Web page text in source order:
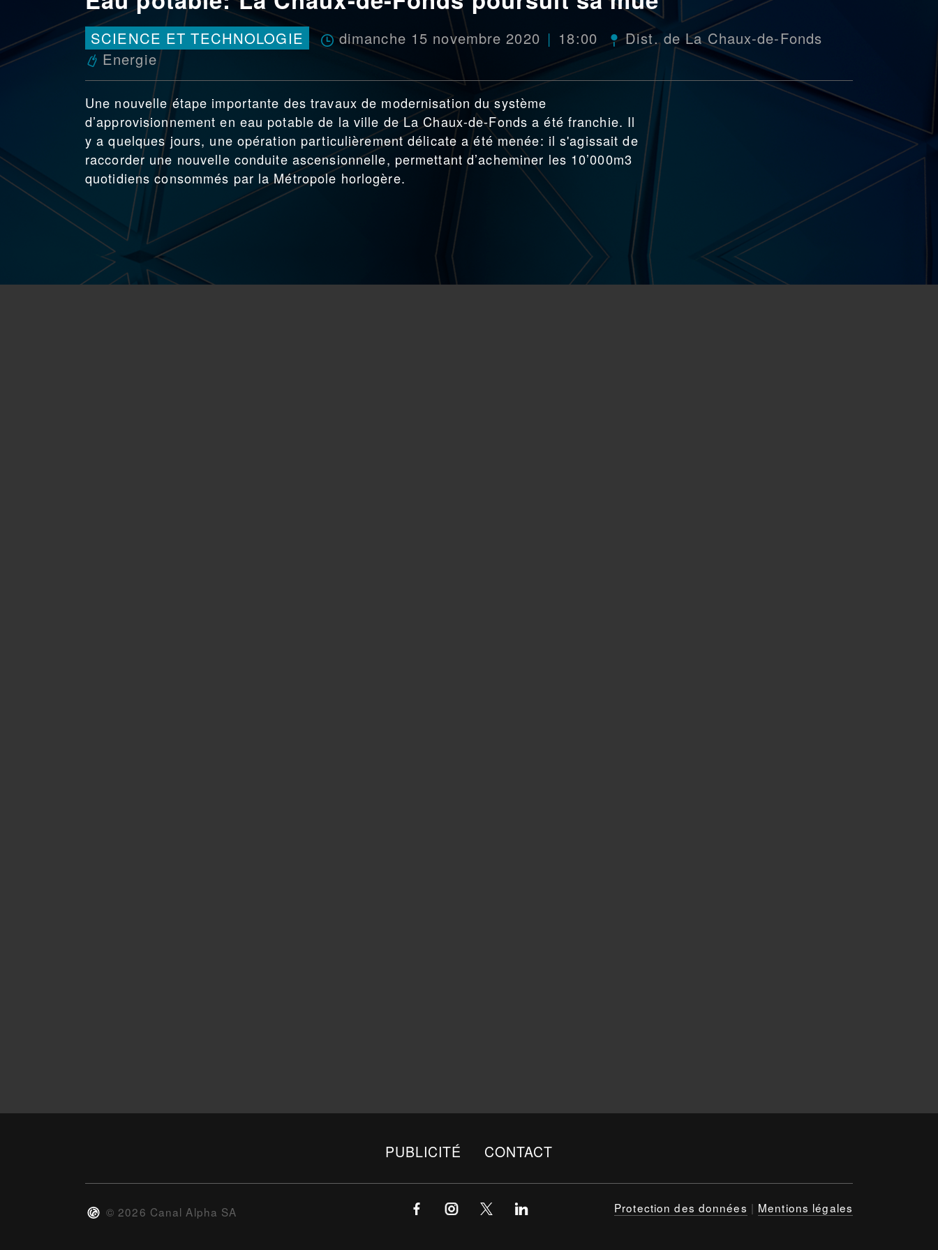
SCIENCE ET TECHNOLOGIE dimanche 15 novembre 2020 18:00
Dist. de La Chaux-de-Fonds
Energie
Une nouvelle étape importante des travaux de modernisation du système
d’approvisionnement en eau potable de la ville de La Chaux-de-Fonds a été franchie. Il
y a quelques jours, une opération particulièrement délicate a été menée: il s'agissait de
raccorder une nouvelle conduite ascensionnelle, permettant d’acheminer les 10’000m3
quotidiens consommés par la Métropole horlogère.
PUBLICITÉ CONTACT
© 2026 Canal Alpha SA Protection des données | Mentions légales